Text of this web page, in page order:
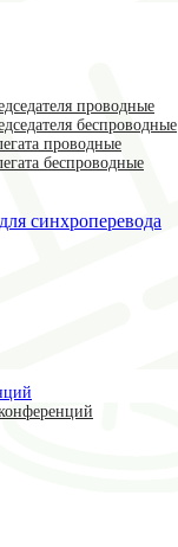
проводные
беспроводные
проводные
беспроводные
синхроперевода